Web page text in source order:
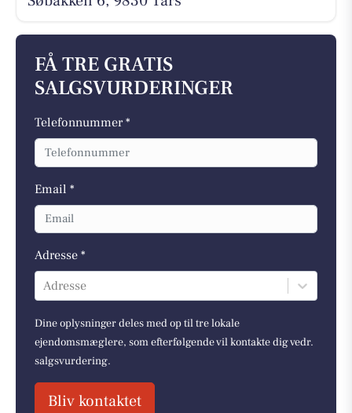
FÅ TRE GRATIS
SALGSVURDERINGER
Telefonnummer *
Email *
Adresse *
Adresse
Dine oplysninger deles med op til tre lokale
ejendomsmæglere, som efterfølgende vil kontakte dig vedr.
salgsvurdering.
Bliv kontaktet